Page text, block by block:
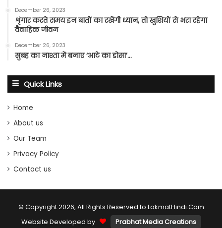
December 26, 2023
शृंगार करते समय इन बातों का रखेंगी ध्यान, तो खुशियों से भरा रहेगा
वैवाहिक जीवन
December 26, 2023
सुबह का नाश्ता में बनाए ‘आटे का डोसा’…
Quick Links
Home
About us
Our Team
Privacy Policy
Contact us
© Copyright 2026, All Rights Reserved to LokmatHindi.Com
Website Developed by
Prabhat Media Creations